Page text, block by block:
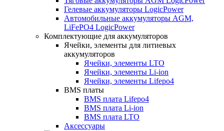
Гелевые аккумуляторы LogicPower
Автомобильные аккумуляторы AGM,
LiFePO4 LogicPower
Комплектующие для аккумуляторов
Ячейки, элементы для литиевых
аккумуляторов
Ячейки, элементы LTO
Ячейки, элементы Li-ion
Ячейки, элементы Lifepo4
BMS платы
BMS плата Lifepo4
BMS плата Li-ion
BMS плата LTO
Аксессуары